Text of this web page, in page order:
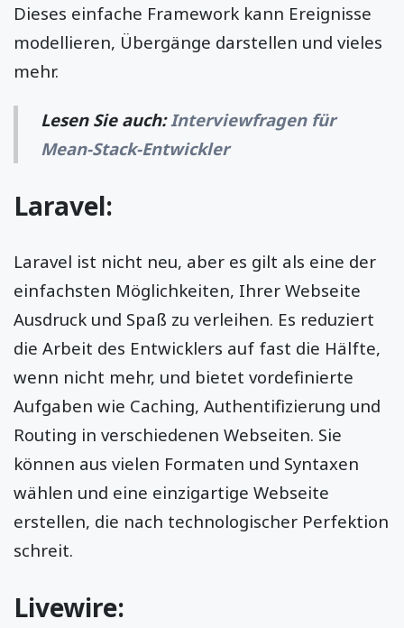
Dieses einfache Framework kann Ereignisse
modellieren, Übergänge darstellen und vieles
mehr.
Lesen Sie auch:Interviewfragen für
Mean-Stack-Entwickler
Laravel:
Laravel ist nicht neu, aber es gilt als eine der
einfachsten Möglichkeiten, Ihrer Webseite
Ausdruck und Spaß zu verleihen. Es reduziert
die Arbeit des Entwicklers auf fast die Hälfte,
wenn nicht mehr, und bietet vordefinierte
Aufgaben wie Caching, Authentifizierung und
Routing in verschiedenen Webseiten. Sie
können aus vielen Formaten und Syntaxen
wählen und eine einzigartige Webseite
erstellen, die nach technologischer Perfektion
schreit.
Livewire: